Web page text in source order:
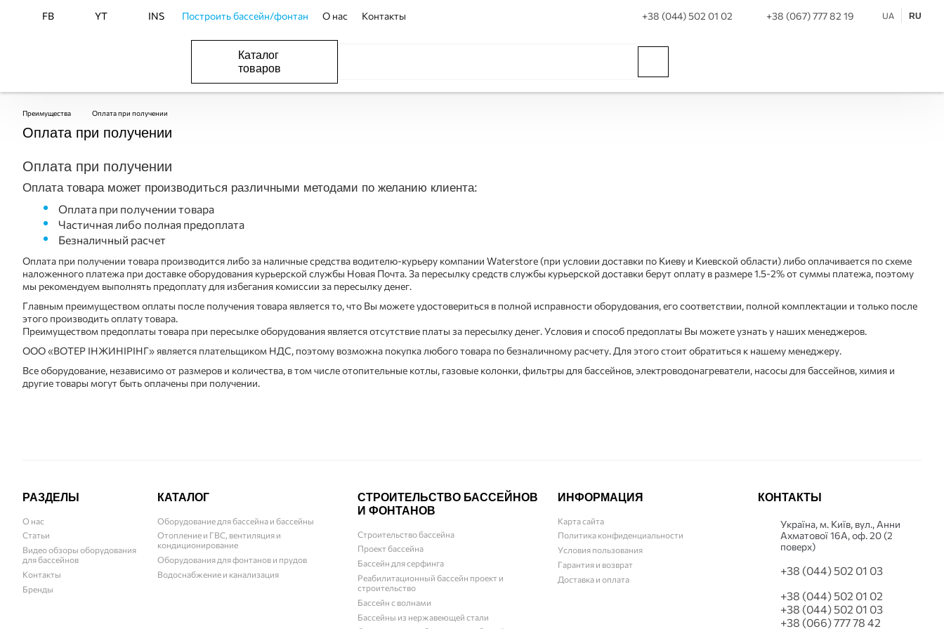
FB YT INS Построить бассейн/фонтан О нас Контакты +38 (044) 502 01 02 +38 (067) 777 82 19 UA RU
Каталог
товаров
Преимущества Оплата при получении
Оплата при получении
Оплата при получении
Оплата товара может производиться различными методами по желанию клиента:
Оплата при получении товара
Частичная либо полная предоплата
Безналичный расчет
Оплата при получении товара производится либо за наличные средства водителю-курьеру компании Waterstore (при условии доставки по Киеву и Киевской области) либо оплачивается по схеме
наложенного платежа при доставке оборудования курьерской службы Новая Почта. За пересылку средств службы курьерской доставки берут оплату в размере 1.5-2% от суммы платежа, поэтому
мы рекомендуем выполнять предоплату для избегания комиссии за пересылку денег.
Главным преимуществом оплаты после получения товара является то, что Вы можете удостовериться в полной исправности оборудования, его соответствии, полной комплектации и только после
этого производить оплату товара.
Преимуществом предоплаты товара при пересылке оборудования является отсутствие платы за пересылку денег. Условия и способ предоплаты Вы можете узнать у наших менеджеров.
ООО «ВОТЕР ІНЖИНІРІНГ» является плательщиком НДС, поэтому возможна покупка любого товара по безналичному расчету. Для этого стоит обратиться к нашему менеджеру.
Все оборудование, независимо от размеров и количества, в том числе отопительные котлы, газовые колонки, фильтры для бассейнов, электроводонагреватели, насосы для бассейнов, химия и
другие товары могут быть оплачены при получении.
РАЗДЕЛЫ
О нас
Статьи
Видео обзоры оборудования
для бассейнов
Контакты
Бренды
КАТАЛОГ
Оборудование для бассейна и бассейны
Отопление и ГВС, вентиляция и
кондиционирование
Оборудования для фонтанов и прудов
Водоснабжение и канализация
СТРОИТЕЛЬСТВО БАССЕЙНОВ
И ФОНТАНОВ
Строительство бассейна
Проект бассейна
Бассейн для серфинга
Реабилитационный бассейн проект и
строительство
Бассейн с волнами
Бассейны из нержавеющей стали
ИНФОРМАЦИЯ
Карта сайта
Политика конфиденциальности
Условия пользования
Гарантия и возврат
Доставка и оплата
КОНТАКТЫ
Українa, м. Київ, вул., Анни
Ахматової 16А, оф. 20 (2
поверх)
+38 (044) 502 01 03
+38 (044) 502 01 02
+38 (044) 502 01 03
+38 (066) 777 78 42